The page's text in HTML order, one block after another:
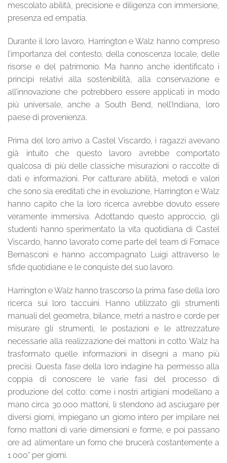
mescolato abilità, precisione e diligenza con immersione,
presenza ed empatia.
Durante il loro lavoro, Harrington e Walz hanno compreso
l’importanza del contesto, della conoscenza locale, delle
risorse e del patrimonio. Ma hanno anche identificato i
principi relativi alla sostenibilità, alla conservazione e
all’innovazione che potrebbero essere applicati in modo
più universale, anche a South Bend, nell’Indiana, loro
paese di provenienza.
Prima del loro arrivo a Castel Viscardo, i ragazzi avevano
già intuito che questo lavoro avrebbe comportato
qualcosa di più delle classiche misurazioni o raccolte di
dati e informazioni. Per catturare abilità, metodi e valori
che sono sia ereditati che in evoluzione, Harrington e Walz
hanno capito che la loro ricerca avrebbe dovuto essere
veramente immersiva. Adottando questo approccio, gli
studenti hanno sperimentato la vita quotidiana di Castel
Viscardo, hanno lavorato come parte del team di Fornace
Bernasconi e hanno accompagnato Luigi attraverso le
sfide quotidiane e le conquiste del suo lavoro.
Harrington e Walz hanno trascorso la prima fase della loro
ricerca sui loro taccuini. Hanno utilizzato gli strumenti
manuali del geometra, bilance, metri a nastro e corde per
misurare gli strumenti, le postazioni e le attrezzature
necessarie alla realizzazione dei mattoni in cotto. Walz ha
trasformato quelle informazioni in disegni a mano più
precisi. Questa fase della loro indagine ha permesso alla
coppia di conoscere le varie fasi del processo di
produzione del cotto: come i nostri artigiani modellano a
mano circa 30.000 mattoni, li stendono ad asciugare per
diversi giorni, impiegano un giorno intero per impilare nel
forno mattoni di varie dimensioni e forme, e poi passano
ore ad alimentare un forno che brucerà costantemente a
1.000° per giorni.